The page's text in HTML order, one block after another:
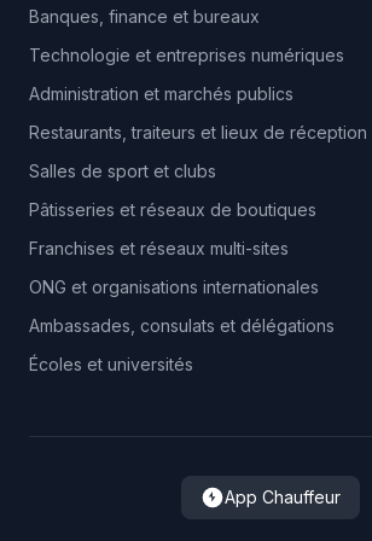
Banques, finance et bureaux
Technologie et entreprises numériques
Administration et marchés publics
Restaurants, traiteurs et lieux de réception
Salles de sport et clubs
Pâtisseries et réseaux de boutiques
Franchises et réseaux multi-sites
ONG et organisations internationales
Ambassades, consulats et délégations
Écoles et universités
App Chauffeur